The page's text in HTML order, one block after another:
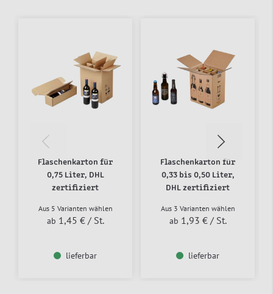
Flaschenkarton für
0,75 Liter, DHL
zertifiziert
Aus 5 Varianten wählen
ab 1,45 € / St.
lieferbar
Flaschenkarton für
0,33 bis 0,50 Liter,
DHL zertifiziert
Aus 3 Varianten wählen
ab 1,93 € / St.
lieferbar